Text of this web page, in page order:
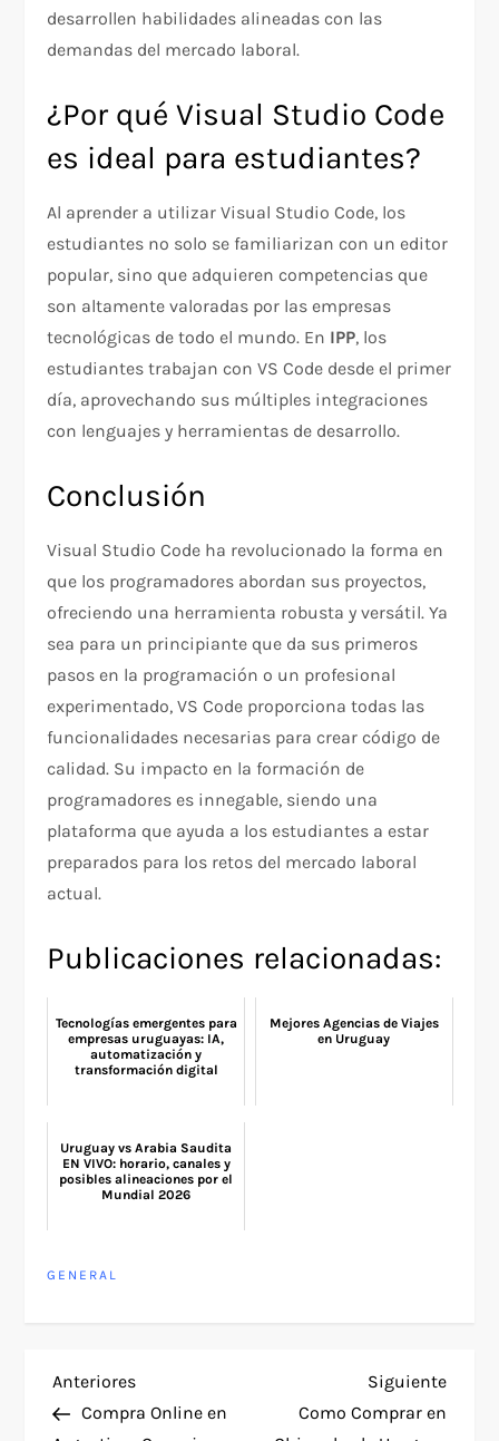
desarrollen habilidades alineadas con las
demandas del mercado laboral.
¿Por qué Visual Studio Code
es ideal para estudiantes?
Al aprender a utilizar Visual Studio Code, los
estudiantes no solo se familiarizan con un editor
popular, sino que adquieren competencias que
son altamente valoradas por las empresas
tecnológicas de todo el mundo. En IPP, los
estudiantes trabajan con VS Code desde el primer
día, aprovechando sus múltiples integraciones
con lenguajes y herramientas de desarrollo.
Conclusión
Visual Studio Code ha revolucionado la forma en
que los programadores abordan sus proyectos,
ofreciendo una herramienta robusta y versátil. Ya
sea para un principiante que da sus primeros
pasos en la programación o un profesional
experimentado, VS Code proporciona todas las
funcionalidades necesarias para crear código de
calidad. Su impacto en la formación de
programadores es innegable, siendo una
plataforma que ayuda a los estudiantes a estar
preparados para los retos del mercado laboral
actual.
Publicaciones relacionadas:
Tecnologías emergentes para
empresas uruguayas: IA,
automatización y
transformación digital
Mejores Agencias de Viajes
en Uruguay
Uruguay vs Arabia Saudita
EN VIVO: horario, canales y
posibles alineaciones por el
Mundial 2026
GENERAL
N
Entrada
anterior
Anteriores
Compra Online en
Siguiente
Como Comprar en